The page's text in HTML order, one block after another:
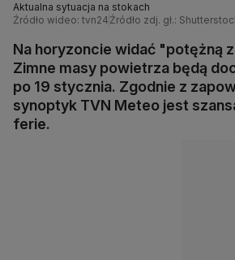
Aktualna sytuacja na stokach
Źródło wideo: tvn24 Źródło zdj. gł.:
Na horyzoncie widać "potężną
Zimne masy powietrza będą
po 19 stycznia. Zgodnie z
synoptyk TVN Meteo jest
ferie.